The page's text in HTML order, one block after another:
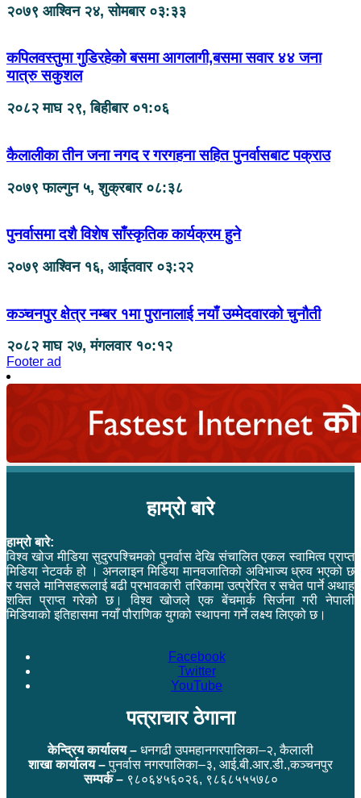
२०७९ आश्विन २४, सोमबार ०३:३३
कपिलवस्तुमा गुडिरहेको बसमा आगलागी,बसमा सवार ४४ जना
यात्रु सकुशल
२०८२ माघ २९, बिहीबार ०१:०६
कैलालीका तीन जना नगद र गरगहना सहित पुनर्वासबाट पक्राउ
२०७९ फाल्गुन ५, शुक्रबार ०८:३८
पुनर्वासमा दशै विशेष साँस्कृतिक कार्यक्रम हुने
२०७९ आश्विन १६, आईतवार ०३:२२
कञ्चनपुर क्षेत्र नम्बर १मा पुरानालाई नयाँ उम्मेदवारको चुनौती
२०८२ माघ २७, मंगलवार १०:१२
Footer ad
हाम्रो बारे
हाम्रो बारे:
विश्व खोज मीडिया सुदुरपश्चिमको पुनर्वास देखि संचालित एकल स्वामित्व प्राप्त
मिडिया नेटवर्क हो । अनलाइन मिडिया मानवजातिको अविभाज्य ध्रुव भएको छ
र यसले मानिसहरूलाई बढी प्रभावकारी तरिकामा उत्प्रेरित र सचेत पार्ने अथाह
शक्ति प्राप्त गरेको छ। विश्व खोजले एक बेंचमार्क सिर्जना गरी नेपाली
मिडियाको इतिहासमा नयाँ पौराणिक युगको स्थापना गर्ने लक्ष्य लिएको छ।
Facebook
Twitter
YouTube
पत्राचार ठेगाना
केन्द्रिय कार्यालय – धनगढी उपमहानगरपालिका–२, कैलाली
शाखा कार्यालय –पुनर्वास नगरपालिका–३, आई.बी.आर.डी.,कञ्चनपुर
सम्पर्क –९८०६४५६०२६, ९८६८५५५७८०